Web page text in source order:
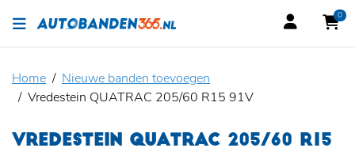
0
Home
Nieuwe banden toevoegen
Vredestein QUATRAC 205/60 R15 91V
VREDESTEIN QUATRAC 205/60 R15